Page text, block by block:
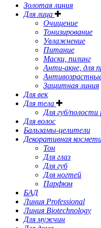
Золотая линия
Для лица
Очищение
Тонизирование
Увлажнение
Питание
Маски, пилинг
Анти-акне, для
Защитная линия
Для век
Для тела
Для губ/
Для волос
Бальзамы-целители
Декоративная
Тон
Для глаз
Для губ
Для ногтей
Парфюм
БАД
Линия Professional
Линия Biotechnology
Для мужчин